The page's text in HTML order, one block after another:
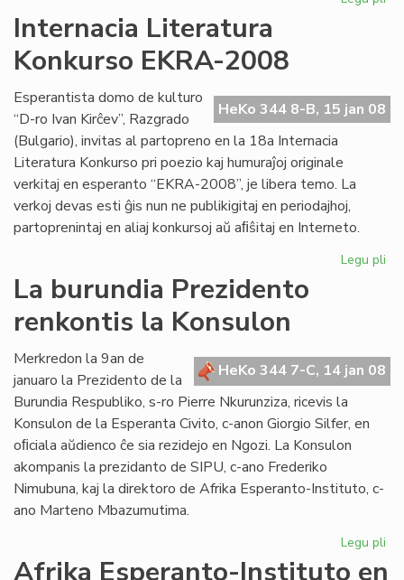
Internacia Literatura
Konkurso EKRA-2008
HeKo 344 8-B, 15 jan 08
Esperantista domo de kulturo
“D-ro Ivan Kirĉev”, Razgrado
(Bulgario), invitas al partopreno en la 18a Internacia
Literatura Konkurso pri poezio kaj humuraĵoj originale
verkitaj en esperanto “EKRA-2008”, je libera temo. La
verkoj devas esti ĝis nun ne publikigitaj en periodajhoj,
partoprenintaj en aliaj konkursoj aŭ aﬁŝitaj en Interneto.
Legu pli
La burundia Prezidento
renkontis la Konsulon
HeKo 344 7-C, 14 jan 08
Merkredon la 9an de
januaro la Prezidento de la
Burundia Respubliko, s-ro Pierre Nkurunziza, ricevis la
Konsulon de la Esperanta Civito, c-anon Giorgio Silfer, en
oﬁciala aŭdienco ĉe sia rezidejo en Ngozi. La Konsulon
akompanis la prezidanto de SIPU, c-ano Frederiko
Nimubuna, kaj la direktoro de Afrika Esperanto-Instituto, c-
ano Marteno Mbazumutima.
Legu pli
Afrika Esperanto-Instituto en